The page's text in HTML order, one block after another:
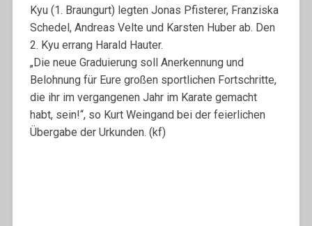
Kyu (1. Braungurt) legten Jonas Pfisterer, Franziska
Schedel, Andreas Velte und Karsten Huber ab. Den
2. Kyu errang Harald Hauter.
„Die neue Graduierung soll Anerkennung und
Belohnung für Eure großen sportlichen Fortschritte,
die ihr im vergangenen Jahr im Karate gemacht
habt, sein!“, so Kurt Weingand bei der feierlichen
Übergabe der Urkunden. (kf)